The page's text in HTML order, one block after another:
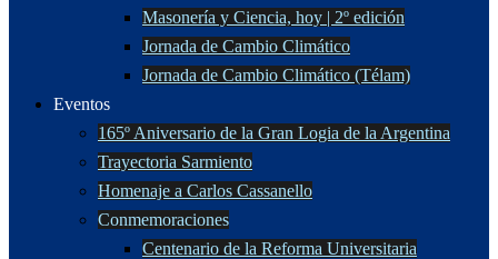
Masonería y Ciencia, hoy | 2º edición
Jornada de Cambio Climático
Jornada de Cambio Climático (Télam)
Eventos
165º Aniversario de la Gran Logia de la Argentina
Trayectoria Sarmiento
Homenaje a Carlos Cassanello
Conmemoraciones
Centenario de la Reforma Universitaria